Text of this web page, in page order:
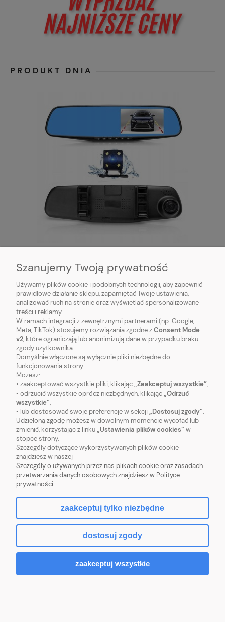
PRODUKT DNIA
JAZDY 1080P w lusterku W01 z kamerą cofania
0.2kg
139,00 zł Do koszyka
O NAS
OBSŁUGA KLIENTA
POMOC
MOJE KONTO
Sklep internetowy Shoper.pl
Szanujemy Twoją prywatność
Używamy plików cookie i podobnych technologii, aby zapewnić
prawidłowe działanie sklepu, zapamiętać Twoje ustawienia,
analizować ruch na stronie oraz wyświetlać spersonalizowane
treści i reklamy.
W ramach integracji z zewnętrznymi partnerami (np. Google,
Meta, TikTok) stosujemy rozwiązania zgodne zConsent Mode
v2, które ograniczają lub anonimizują dane w przypadku braku
zgody użytkownika.
Domyślnie włączone są wyłącznie pliki niezbędne do
funkcjonowania strony.
Możesz:
• zaakceptować wszystkie pliki, klikając„Zaakceptuj wszystkie”,
• odrzucić wszystkie oprócz niezbędnych, klikając„Odrzuć
wszystkie”,
• lub dostosować swoje preferencje w sekcji „Dostosuj zgody”.
Udzieloną zgodę możesz w dowolnym momencie wycofać lub
zmienić, korzystając z linku„Ustawienia plików cookies”w
stopce strony.
Szczegóły dotyczące wykorzystywanych plików cookie
znajdziesz w naszej
Szczegóły o używanych przez nas plikach cookie oraz zasadach
przetwarzania danych osobowych znajdziesz w Polityce
prywatności.
zaakceptuj tylko niezbędne
dostosuj zgody
zaakceptuj wszystkie